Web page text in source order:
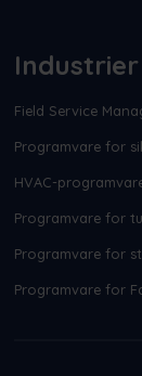
Industrier
Field Service
Programvare for
HVAC-
Programvare for
Programvare for
Programvare for